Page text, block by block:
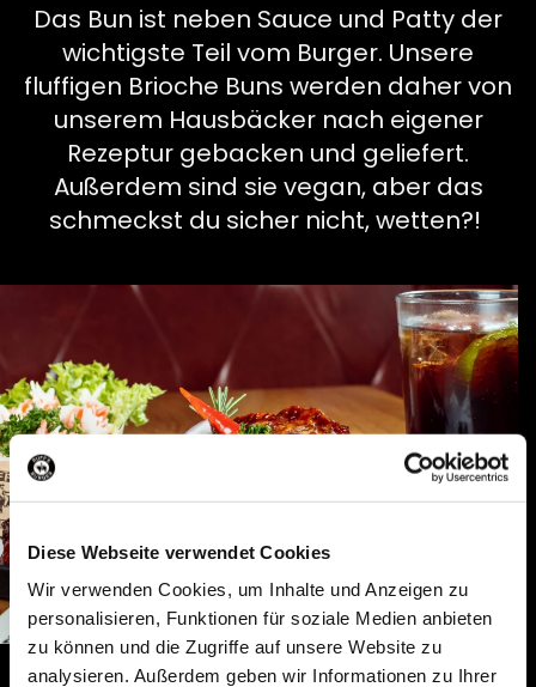
Diese Webseite verwendet Cookies
Wir verwenden Cookies, um Inhalte und Anzeigen zu
personalisieren, Funktionen für soziale Medien anbieten
zu können und die Zugriffe auf unsere Website zu
analysieren. Außerdem geben wir Informationen zu Ihrer
Das Bun ist neben Sauce und Patty der
wichtigste Teil vom Burger. Unsere
fluffigen Brioche Buns werden daher von
unserem Hausbäcker nach eigener
Rezeptur gebacken und geliefert.
Außerdem sind sie vegan, aber das
schmeckst du sicher nicht, wetten?!